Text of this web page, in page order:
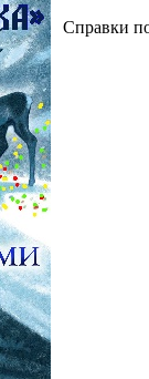
Справки